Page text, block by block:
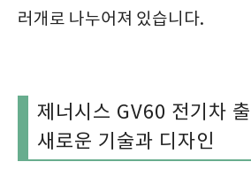
러개로 나누어져 있습니다.
제너시스 GV60 전기차
새로운 기술과 디자인